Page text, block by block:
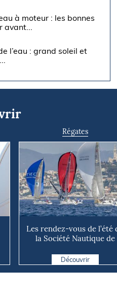
à moteur : les bonnes
avant...
l’eau : grand soleil et
Régates
Les rendez-vous de l’été
la Société Nautique de
Découvrir